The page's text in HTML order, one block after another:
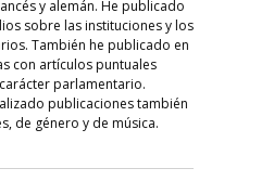
y alemán. He publicado
sobre las instituciones y los
También he publicado en
con artículos puntuales
parlamentario.
publicaciones también
de género y de música.